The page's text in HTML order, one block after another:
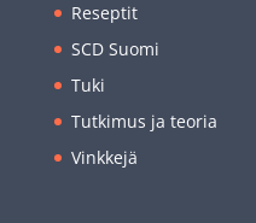
Reseptit
SCD Suomi
Tuki
Tutkimus ja teoria
Vinkkejä